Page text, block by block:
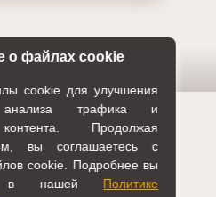
о файлах cookie
cookie для улучшения
трафика и
Продолжая
вы соглашаетесь с
cookie. Подробнее вы
в нашейПолитике